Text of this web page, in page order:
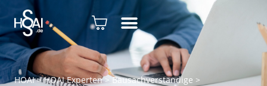
HOAI>HOAI Experten>Bausachverständige >